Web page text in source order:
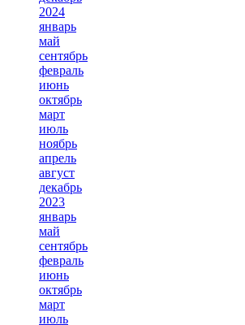
2024
январь
май
сентябрь
февраль
июнь
октябрь
март
июль
ноябрь
апрель
август
декабрь
2023
январь
май
сентябрь
февраль
июнь
октябрь
март
июль